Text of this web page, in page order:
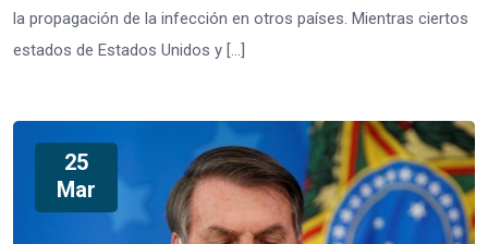
la propagación de la infección en otros países. Mientras ciertos
estados de Estados Unidos y […]
25
Mar